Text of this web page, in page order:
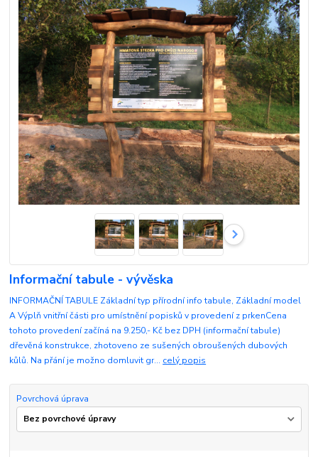
Informační tabule - vývěska
INFORMAČNÍ TABULE Základní typ přírodní info tabule, Základní model
A Výplň vnitřní části pro umístnění popisků v provedení z prkenCena
tohoto provedení začíná na 9.250,- Kč bez DPH (informační tabule)
dřevěná konstrukce, zhotoveno ze sušených obroušených dubových
kůlů. Na přání je možno domluvit gr... celý popis
Povrchová úprava